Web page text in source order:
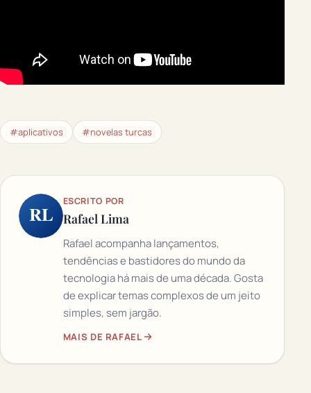
#aplicativos #novelas turcas
RL
ESCRITO POR
Rafael Lima
Rafael acompanha lançamentos,
tendências e bastidores do mundo da
tecnologia há mais de uma década. Gosta
de explicar temas complexos de um jeito
simples, sem jargão.
MAIS DE RAFAEL